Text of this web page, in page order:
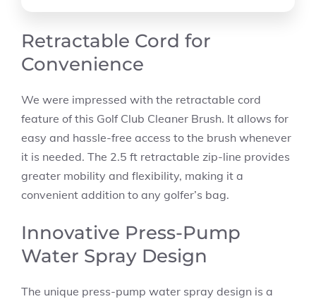
Retractable Cord for
Convenience
We were impressed with the retractable cord
feature of this Golf Club Cleaner Brush. It allows for
easy and hassle-free access to the brush whenever
it is needed. The 2.5 ft retractable zip-line provides
greater mobility and flexibility, making it a
convenient addition to any golfer’s bag.
Innovative Press-Pump
Water Spray Design
The unique press-pump water spray design is a